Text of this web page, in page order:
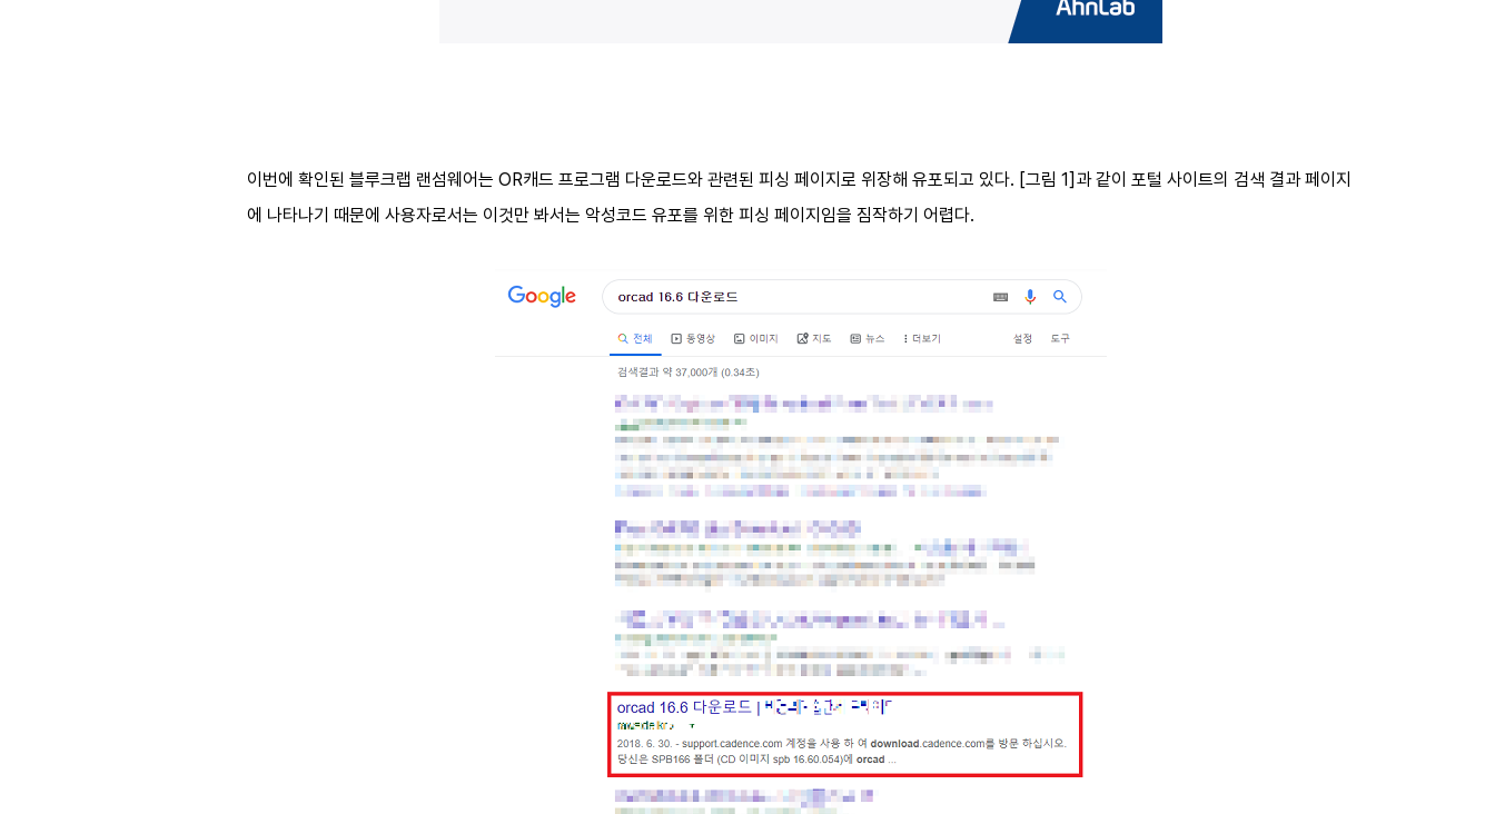
이번에 확인된 블루크랩 랜섬웨어는 OR캐드 프로그램 다운로드와 관련된 피싱 페이지로 위장해 유포되고 있다. [그림 1]과 같이 포털 사이트의 검색 결과 페이지
에 나타나기 때문에 사용자로서는 이것만 봐서는 악성코드 유포를 위한 피싱 페이지임을 짐작하기 어렵다.